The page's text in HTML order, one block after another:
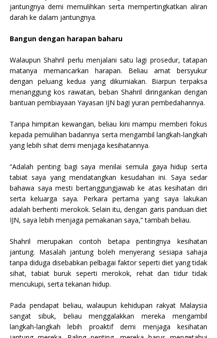
jantungnya demi memulihkan serta mempertingkatkan aliran
darah ke dalam jantungnya.
Bangun dengan harapan baharu
Walaupun Shahril perlu menjalani satu lagi prosedur, tatapan
matanya memancarkan harapan. Beliau amat bersyukur
dengan peluang kedua yang dikurniakan. Biarpun terpaksa
menanggung kos rawatan, beban Shahril diringankan dengan
bantuan pembiayaan Yayasan IJN bagi yuran pembedahannya.
Tanpa himpitan kewangan, beliau kini mampu memberi fokus
kepada pemulihan badannya serta mengambil langkah-langkah
yang lebih sihat demi menjaga kesihatannya.
“Adalah penting bagi saya menilai semula gaya hidup serta
tabiat saya yang mendatangkan kesudahan ini. Saya sedar
bahawa saya mesti bertanggungjawab ke atas kesihatan diri
serta keluarga saya. Perkara pertama yang saya lakukan
adalah berhenti merokok. Selain itu, dengan garis panduan diet
IJN, saya lebih menjaga pemakanan saya,” tambah beliau.
Shahril merupakan contoh betapa pentingnya kesihatan
jantung. Masalah jantung boleh menyerang sesiapa sahaja
tanpa diduga disebabkan pelbagai faktor seperti diet yang tidak
sihat, tabiat buruk seperti merokok, rehat dan tidur tidak
mencukupi, serta tekanan hidup.
Pada pendapat beliau, walaupun kehidupan rakyat Malaysia
sangat sibuk, beliau menggalakkan mereka mengambil
langkah-langkah lebih proaktif demi menjaga kesihatan